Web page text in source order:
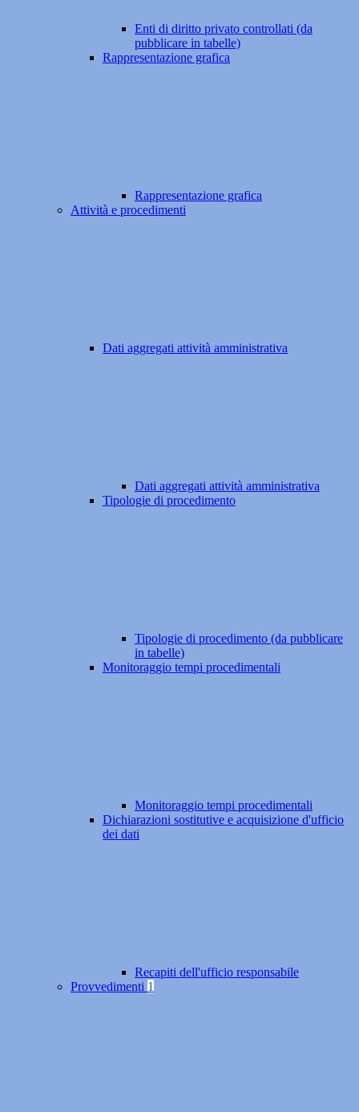
Enti di diritto privato controllati (da
pubblicare in tabelle)
Rappresentazione grafica
Rappresentazione grafica
Attività e procedimenti
Dati aggregati attività amministrativa
Dati aggregati attività amministrativa
Tipologie di procedimento
Tipologie di procedimento (da pubblicare
in tabelle)
Monitoraggio tempi procedimentali
Monitoraggio tempi procedimentali
Dichiarazioni sostitutive e acquisizione d'ufficio
dei dati
Recapiti dell'ufficio responsabile
Provvedimenti 1